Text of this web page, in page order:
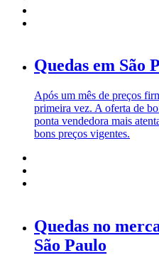
Quedas em São
Após um mês de preços
primeira vez. A oferta de
ponta vendedora mais
bons preços vigentes.
Quedas no
São Paulo